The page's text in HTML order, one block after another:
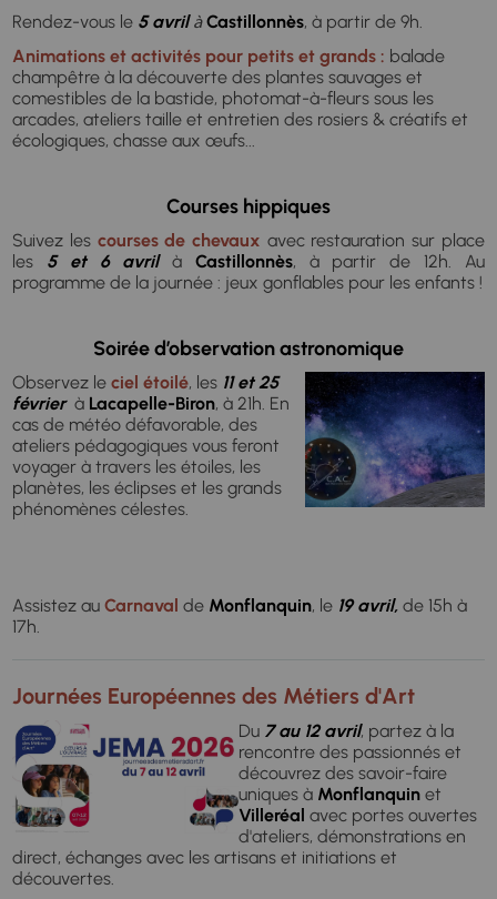
Rendez-vous le 5 avrilàCastillonnès, à partir de 9h.
Animations et activités pour petits et grands : balade
champêtre à la découverte des plantes sauvages et
comestibles de la bastide, photomat-à-fleurs sous les
arcades, ateliers taille et entretien des rosiers & créatifs et
écologiques, chasse aux œufs...
Courses hippiques
Suivez les courses de chevaux avec restauration sur place
les 5 et 6 avrilà Castillonnès, à partir de 12h. Au
programme de la journée : jeux gonflables pour les enfants !
Soirée d’observation astronomique
Observez leciel étoilé, les 11 et 25
févrierà Lacapelle-Biron, à 21h. En
cas de météo défavorable, des
ateliers pédagogiques vous feront
voyager à travers les étoiles, les
planètes, les éclipses et les grands
phénomènes célestes.
Assistez auCarnaval de Monflanquin, le 19 avril, de 15h à
17h.
Journées Européennes des Métiers d'Art
Du 7 au 12 avril, partez à la
rencontre des passionnés et
découvrez des savoir-faire
uniques à Monflanquin et
Villeréal avec portes ouvertes
d'ateliers, démonstrations en
direct, échanges avec les artisans et initiations et
découvertes.